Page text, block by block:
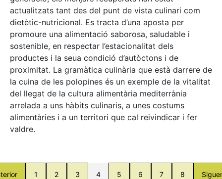
actualitzats tant des del punt de vista culinari com
dietètic-nutricional. Es tracta d’una aposta per
promoure una alimentació saborosa, saludable i
sostenible, en respectar l’estacionalitat dels
productes i la seua condició d’autòctons i de
proximitat. La gramàtica culinària que està darrere de
la cuina de les polopines és un exemple de la vitalitat
del llegat de la cultura alimentària mediterrània
arrelada a uns hàbits culinaris, a unes costums
alimentàries i a un territori que cal reivindicar i fer
valdre.
1 2 3 4 5 6 7 8